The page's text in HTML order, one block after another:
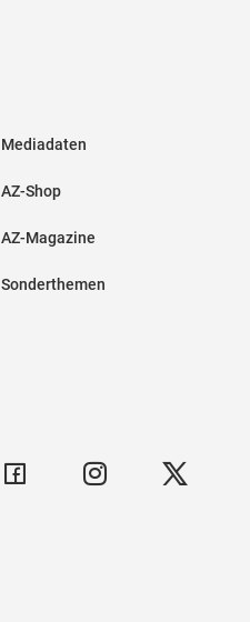
Mediadaten
AZ-Shop
AZ-Magazine
Sonderthemen